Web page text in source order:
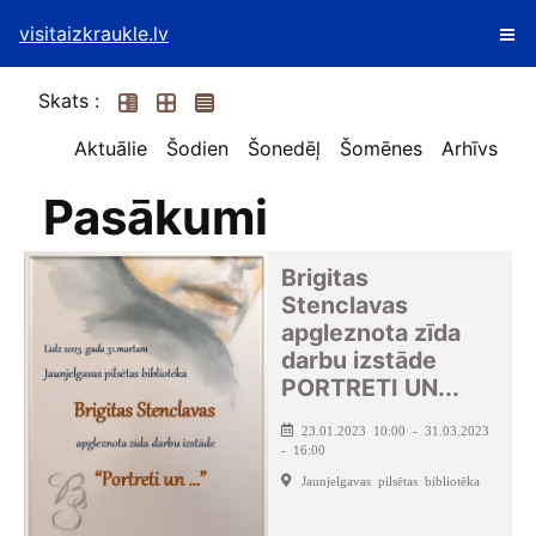
visitaizkraukle.lv
Skats :
Aktuālie
Šodien Šonedēļ Šomēnes Arhīvs
Pasākumi
Brigitas
Stenclavas
apgleznota zīda
darbu izstāde
PORTRETI UN...
23.01.2023 10:00 - 31.03.2023
- 16:00
Jaunjelgavas pilsētas bibliotēka